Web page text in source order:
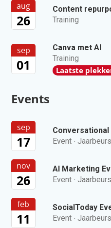
aug
26
Content
Training
sep
01
Canva met AI
Training
Laatste
Events
sep
17
Event ·
nov
26
AI Marketing
Event ·
feb
11
SocialToday
Event ·